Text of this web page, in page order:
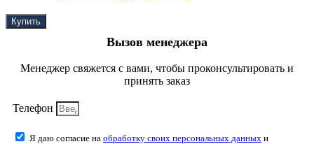
Купить
Вызов менеджера
Менеджер свяжется с вами, чтобы проконсультировать и
принять заказ
Телефон
Я даю согласие на обработку своих персональных данных и